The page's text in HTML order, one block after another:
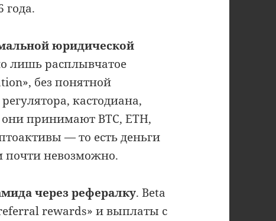
года.
юридической
лишь расплывчатое
без понятной
кастодиана,
принимают BTC, ETH,
— то есть деньги
почти невозможно.
через рефералку. Beta
rewards» и выплаты с